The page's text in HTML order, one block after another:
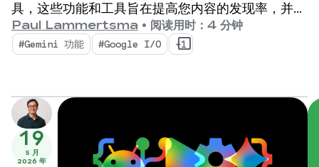
具，这些功能和工具旨在提高您内容的发现率，并为
您的应用做好准备，以迎接未来的电视体验。
Paul Lammertsma • 阅读用时：4 分钟
#Gemini 功能 #Google I/O +1
19
5 月
2026 年